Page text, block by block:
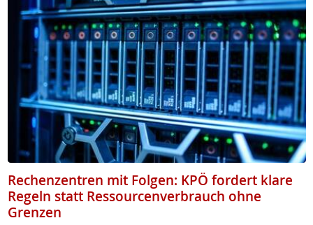
Rechenzentren mit Folgen: KPÖ fordert klare
Regeln statt Ressourcenverbrauch ohne
Grenzen